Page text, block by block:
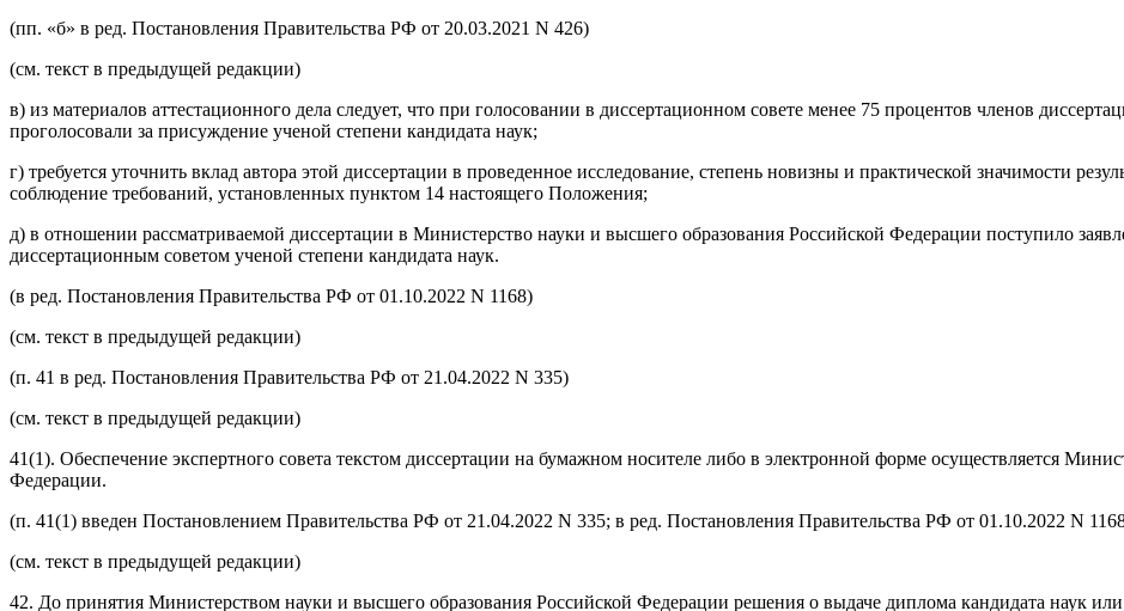
(пп. «б» в ред. Постановления Правительства РФ от 20.03.2021 N 426)
(см. текст в предыдущей редакции)
в) из материалов аттестационного дела следует, что при голосовании в диссертационном совете менее 75 процентов членов
проголосовали за присуждение ученой степени кандидата наук;
г) требуется уточнить вклад автора этой диссертации в проведенное исследование, степень новизны и практической значимости
соблюдение требований, установленных пунктом 14 настоящего Положения;
д) в отношении рассматриваемой диссертации в Министерство науки и высшего образования Российской Федерации поступило
диссертационным советом ученой степени кандидата наук.
(в ред. Постановления Правительства РФ от 01.10.2022 N 1168)
(см. текст в предыдущей редакции)
(п. 41 в ред. Постановления Правительства РФ от 21.04.2022 N 335)
(см. текст в предыдущей редакции)
41(1). Обеспечение экспертного совета текстом диссертации на бумажном носителе либо в электронной форме осуществляется
Федерации.
(п. 41(1) введен Постановлением Правительства РФ от 21.04.2022 N 335; в ред. Постановления Правительства РФ от 01.10.2022 N
(см. текст в предыдущей редакции)
42. До принятия Министерством науки и высшего образования Российской Федерации решения о выдаче диплома кандидата наук